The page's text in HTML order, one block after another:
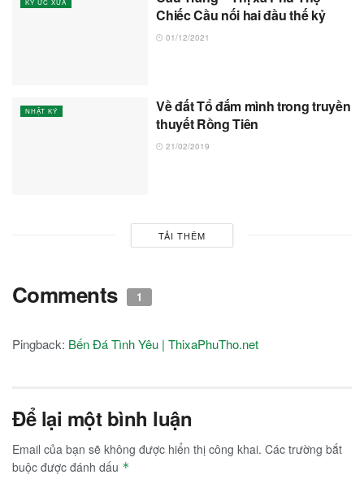
Chiếc Cầu nối hai đầu thế kỷ
01/12/2021
NHẬT KÝ
Về đất Tổ đắm mình trong truyền
thuyết Rồng Tiên
21/02/2019
TẢI THÊM
Comments 1
Pingback: Bến Đá Tình Yêu | ThixaPhuTho.net
Để lại một bình luận
Email của bạn sẽ không được hiển thị công khai. Các trường bắt
buộc được đánh dấu *